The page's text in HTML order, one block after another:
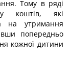
Тому в ряді
коштів, які
на утримання
попередньо
кожної дитини